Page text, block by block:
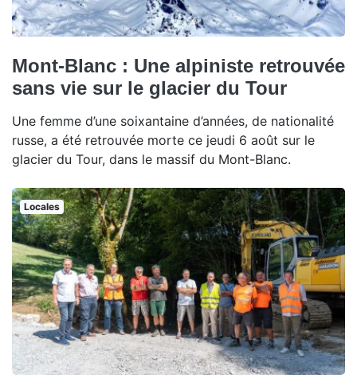
Mont-Blanc : Une alpiniste retrouvée
sans vie sur le glacier du Tour
Une femme d’une soixantaine d’années, de nationalité
russe, a été retrouvée morte ce jeudi 6 août sur le
glacier du Tour, dans le massif du Mont-Blanc.
Locales